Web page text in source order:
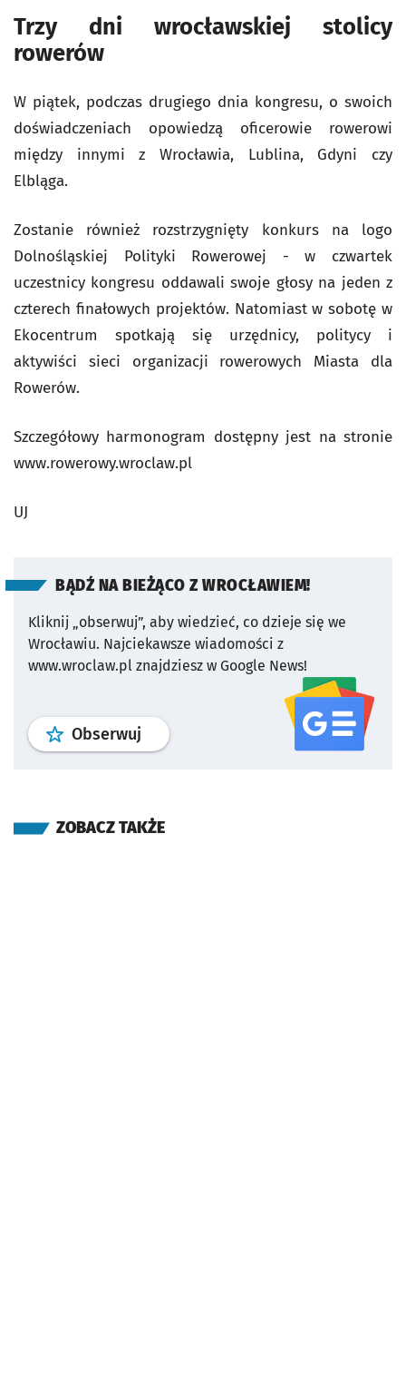
Trzy dni wrocławskiej stolicy
rowerów
W piątek, podczas drugiego dnia kongresu, o swoich
doświadczeniach opowiedzą oficerowie rowerowi
między innymi z Wrocławia, Lublina, Gdyni czy
Elbląga.
Zostanie również rozstrzygnięty konkurs na logo
Dolnośląskiej Polityki Rowerowej - w czwartek
uczestnicy kongresu oddawali swoje głosy na jeden z
czterech finałowych projektów. Natomiast w sobotę w
Ekocentrum spotkają się urzędnicy, politycy i
aktywiści sieci organizacji rowerowych Miasta dla
Rowerów.
Szczegółowy harmonogram dostępny jest na stronie
www.rowerowy.wroclaw.pl
UJ
BĄDŹ NA BIEŻĄCO Z WROCŁAWIEM!
Kliknij „obserwuj”, aby wiedzieć, co dzieje się we
Wrocławiu. Najciekawsze wiadomości z
www.wroclaw.pl znajdziesz w Google News!
Obserwuj profil serwisu
ZOBACZ TAKŻE